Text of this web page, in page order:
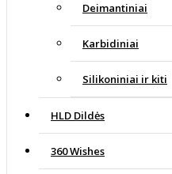
Deimantiniai
Karbidiniai
Silikoniniai ir kiti
HLD Dildės
360 Wishes